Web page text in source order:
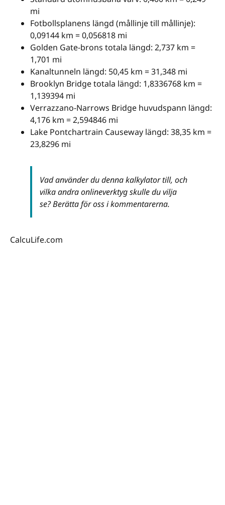
mi
Fotbollsplanens längd (mållinje till mållinje):
0,09144 km = 0,056818 mi
Golden Gate-brons totala längd: 2,737 km =
1,701 mi
Kanaltunneln längd: 50,45 km = 31,348 mi
Brooklyn Bridge totala längd: 1,8336768 km =
1,139394 mi
Verrazzano-Narrows Bridge huvudspann längd:
4,176 km = 2,594846 mi
Lake Pontchartrain Causeway längd: 38,35 km =
23,8296 mi
Vad använder du denna kalkylator till, och
vilka andra onlineverktyg skulle du vilja
se? Berätta för oss i kommentarerna.
CalcuLife.com